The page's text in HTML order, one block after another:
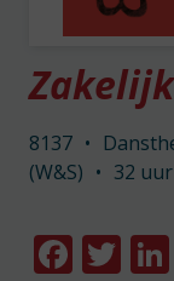
8137 •
(W&S) • 32